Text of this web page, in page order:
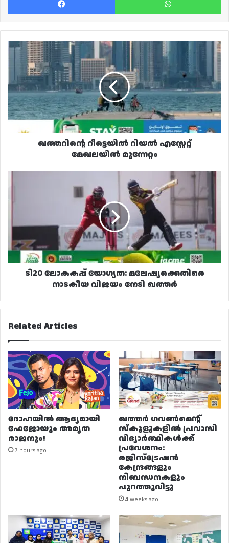
ഖത്തറിന്റെ
റീട്ടെയിൽ
റിയൽ
എസ്റ്റേറ്റ്
മേഖലയിൽ
മുന്നേറ്റം
ഖത്തറിന്റെ റീട്ടെയിൽ റിയൽ എസ്റ്റേറ്റ്
മേഖലയിൽ മുന്നേറ്റം
വിജയം
നേടി
ഖത്തർ
ടി20 ലോകകപ്പ് യോഗ്യത: മലേഷ്യക്കെതിരെ
നാടകീയ വിജയം നേടി ഖത്തർ
Related Articles
ദോഹയിൽ ആദ്യമായി
ഫേജോയും അമൃത
രാജനും!
7 hours ago
ഖത്തർ ഗവൺമെന്റ്
സ്കൂളുകളിൽ പ്രവാസി
വിദ്യാർത്ഥികൾക്ക്
പ്രവേശനം:
രജിസ്ട്രേഷൻ
കേന്ദ്രങ്ങളും
നിബന്ധനകളും
പുറത്തുവിട്ടു
4 weeks ago